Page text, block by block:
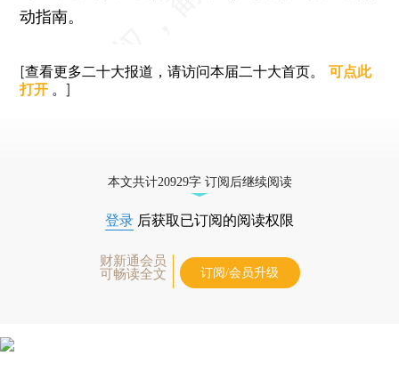
动指南。
[查看更多二十大报道，请访问本届二十大首页。可点此
打开 。]
本文共计20929字 订阅后继续阅读
登录 后获取已订阅的阅读权限
财新通会员
可畅读全文
订阅/会员升级